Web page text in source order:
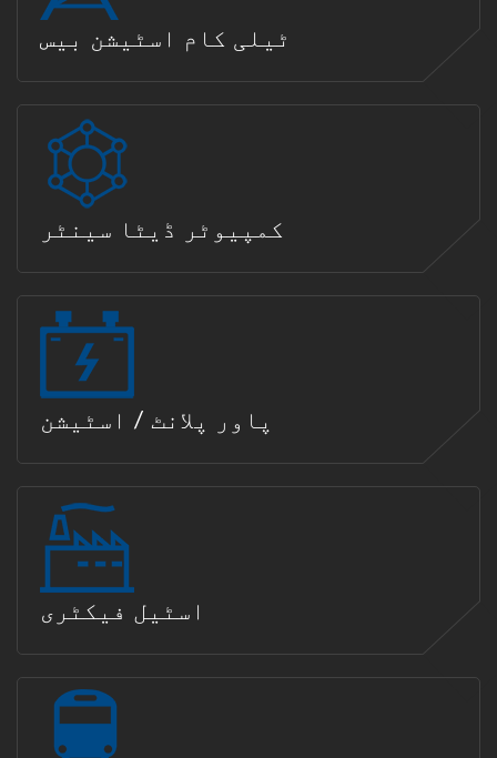
ٹیلی کام اسٹیشن بیس
کمپیوٹر ڈیٹا سینٹر
پاور پلانٹ / اسٹیشن
اسٹیل فیکٹری